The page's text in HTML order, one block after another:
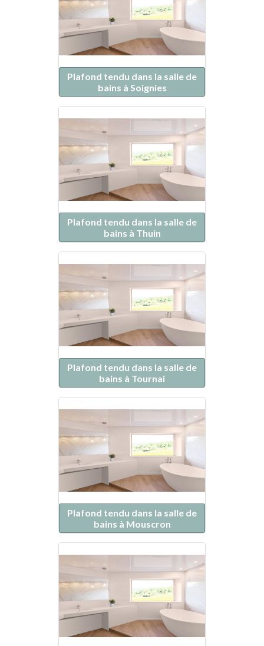
Plafond tendu dans la salle de
bains à Soignies
Plafond tendu dans la salle de
bains à Thuin
Plafond tendu dans la salle de
bains à Tournai
Plafond tendu dans la salle de
bains à Mouscron